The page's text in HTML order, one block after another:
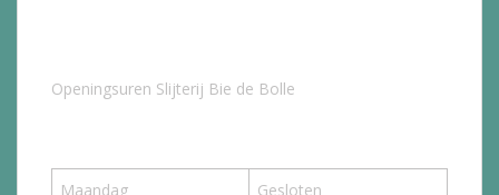
Openingsuren Slijterij Bie de Bolle
Maandag
Gesloten